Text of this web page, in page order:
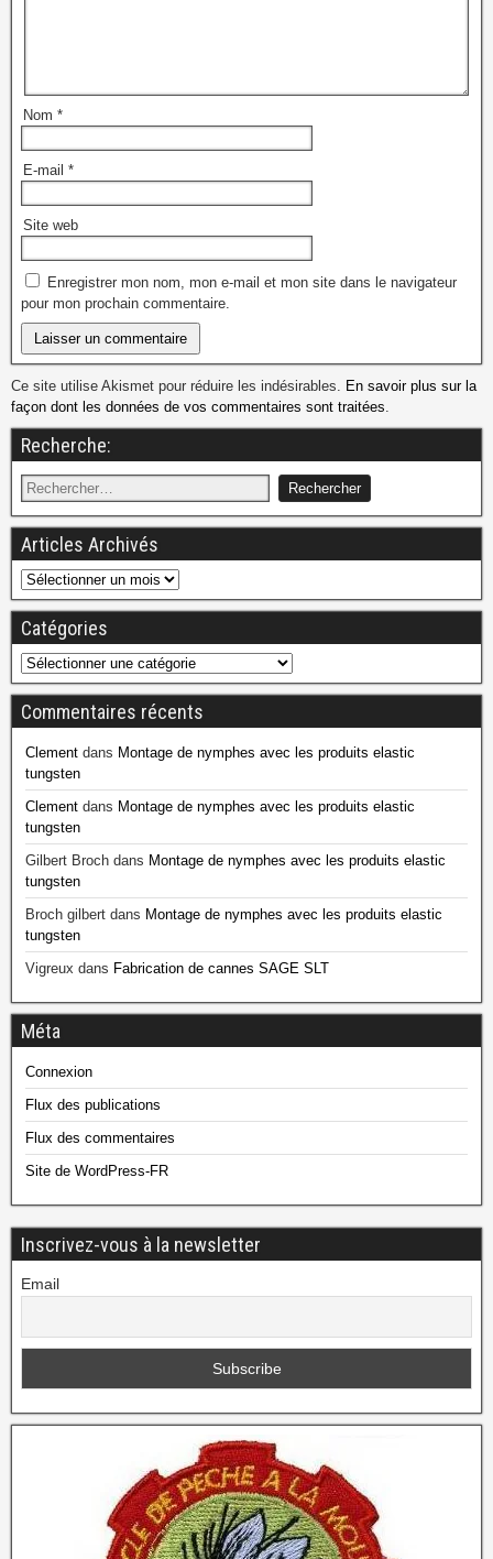
Nom *
E-mail *
Site web
Enregistrer mon nom, mon e-mail et mon site dans le navigateur
pour mon prochain commentaire.
Ce site utilise Akismet pour réduire les indésirables. En savoir plus sur la
façon dont les données de vos commentaires sont traitées
Recherche:
Articles Archivés
Catégories
Commentaires récents
Clement dans Montage de nymphes avec les produits elastic
tungsten
Clement dans Montage de nymphes avec les produits elastic
tungsten
Gilbert Broch dans Montage de nymphes avec les produits elastic
tungsten
Broch gilbert dans Montage de nymphes avec les produits elastic
tungsten
Vigreux dans Fabrication de cannes SAGE SLT
Méta
Connexion
Flux des publications
Flux des commentaires
Site de WordPress-FR
Inscrivez-vous à la newsletter
Email